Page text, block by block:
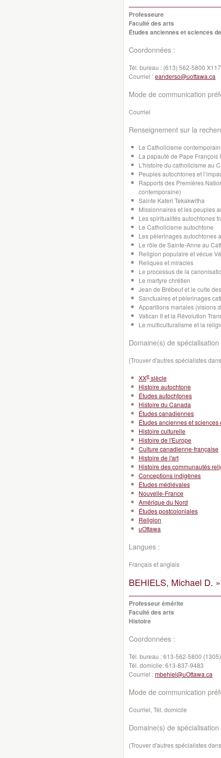
Professeure
Faculté des arts
Études anciennes et sciences
Coordonnées :
Tél. bureau : (613) 562-5800
Courriel :eanderso@uottawa.ca
Mode de communication
Courriel
Renseignement sur la
Le Catholicisme contemporain
La papauté de Pape François I
L'histoire du catholicisme au
Peuples autochtones et
Rapports des Premières
contemporaine)
Sainte Kateri Tekakwitha
Missionnaires et les peuples
Les spiritualités autochtones
Le Catholicisme autochtone
Les pèlerinages autochtones
Le rôle de Sainte-Anne au
Religion populaire et vécue
Reliques et miracles
Le processus de la
Le martyre chrétien
Jean de Brébeuf et le culte
Sanctuaires et pèlerinages
Apparitions mariales (visions
Vatican II et la Révolution
Le multiculturalisme et la
Domaine(s) de spécialisation
(Trouver d'autres spécialistes
XXe siècle
Histoire autochtone
Études autochtones
Histoire du Canada
Études canadiennes
Études anciennes et
Histoire culturelle
Histoire de l'Europe
Culture canadienne-française
Histoire de l'art
Histoire des communautés
Conceptions indigènes
Études médiévales
Nouvelle-France
Amérique du Nord
Études postcoloniales
Religion
uOttawa
Langues :
Français et anglais
BEHIELS, Michael D. »
Professeur émérite
Faculté des arts
Histoire
Coordonnées :
Tél. bureau :613-562-5800 (1305)
Tél. domicile:613-837-9483
Courriel :mbehiel@uOttawa.ca
Mode de communication
Courriel, Tél. domicile
Domaine(s) de spécialisation
(Trouver d'autres spécialistes